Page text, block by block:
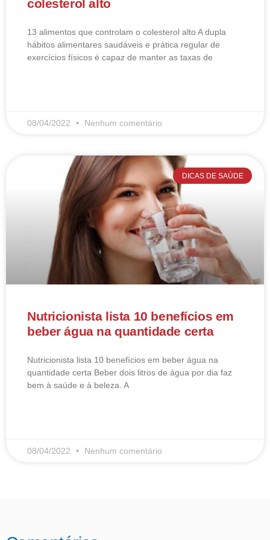
colesterol alto
13 alimentos que controlam o colesterol alto​ A dupla
hábitos alimentares saudáveis e prática regular de
exercícios físicos é capaz de manter as taxas de
08/04/2022 Nenhum comentário
DICAS DE SAÚDE
Nutricionista lista 10 benefícios em
beber água na quantidade certa
Nutricionista lista 10 benefícios em beber água na
quantidade certa Beber dois litros de água por dia faz
bem à saúde e à beleza. A
08/04/2022 Nenhum comentário